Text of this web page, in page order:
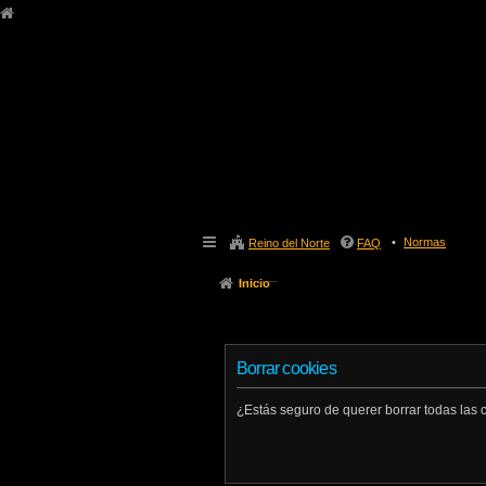
Reino del Norte FAQ Normas
Inicio
Borrar cookies
¿Estás seguro de querer borrar todas las